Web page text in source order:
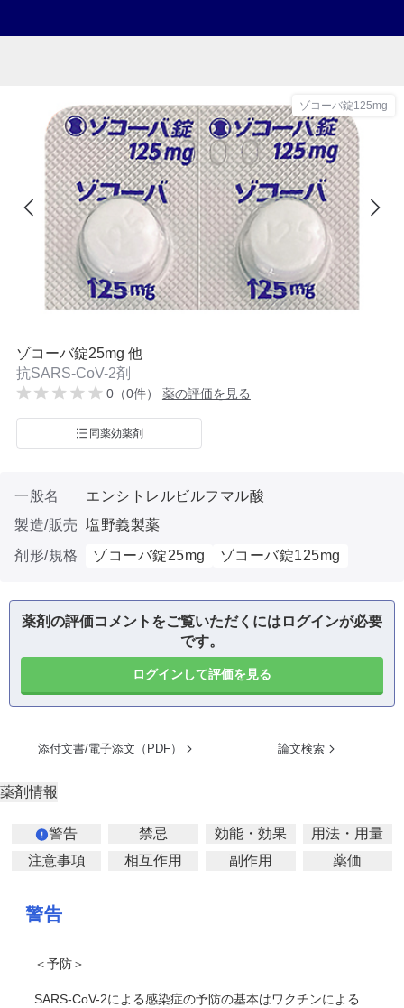
ゾコーバ錠125mg
ゾコーバ錠25mg 他
抗SARS-CoV-2剤
0（0件） 薬の評価を見る
同薬効薬剤
一般名
エンシトレルビルフマル酸
製造/販売 塩野義製薬
剤形/規格
ゾコーバ錠25mg ゾコーバ錠125mg
薬剤の評価コメントをご覧いただくにはログインが必要
です。
ログインして評価を見る
添付文書/電子添文（PDF） 論文検索
薬剤情報
警告 禁忌 効能・効果
用法・用量
注意事項
相互作用 副作用 薬価
警告
＜予防＞
SARS-CoV-2による感染症の予防の基本はワクチンによる